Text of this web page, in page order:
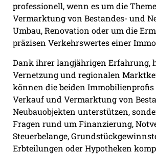
professionell, wenn es um die
Vermarktung von Bestandes- und
Umbau, Renovation oder um die
präzisen Verkehrswertes einer
Dank ihrer langjährigen Erfahrung,
Vernetzung und regionalen
können die beiden
Verkauf und Vermarktung von
Neubauobjekten unterstützen,
Fragen rund um Finanzierung,
Steuerbelange,
Erbteilungen oder Hypotheken